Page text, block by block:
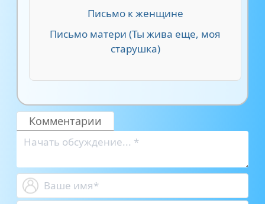
Письмо к женщине
Письмо матери (Ты жива еще, моя
старушка)
Комментарии